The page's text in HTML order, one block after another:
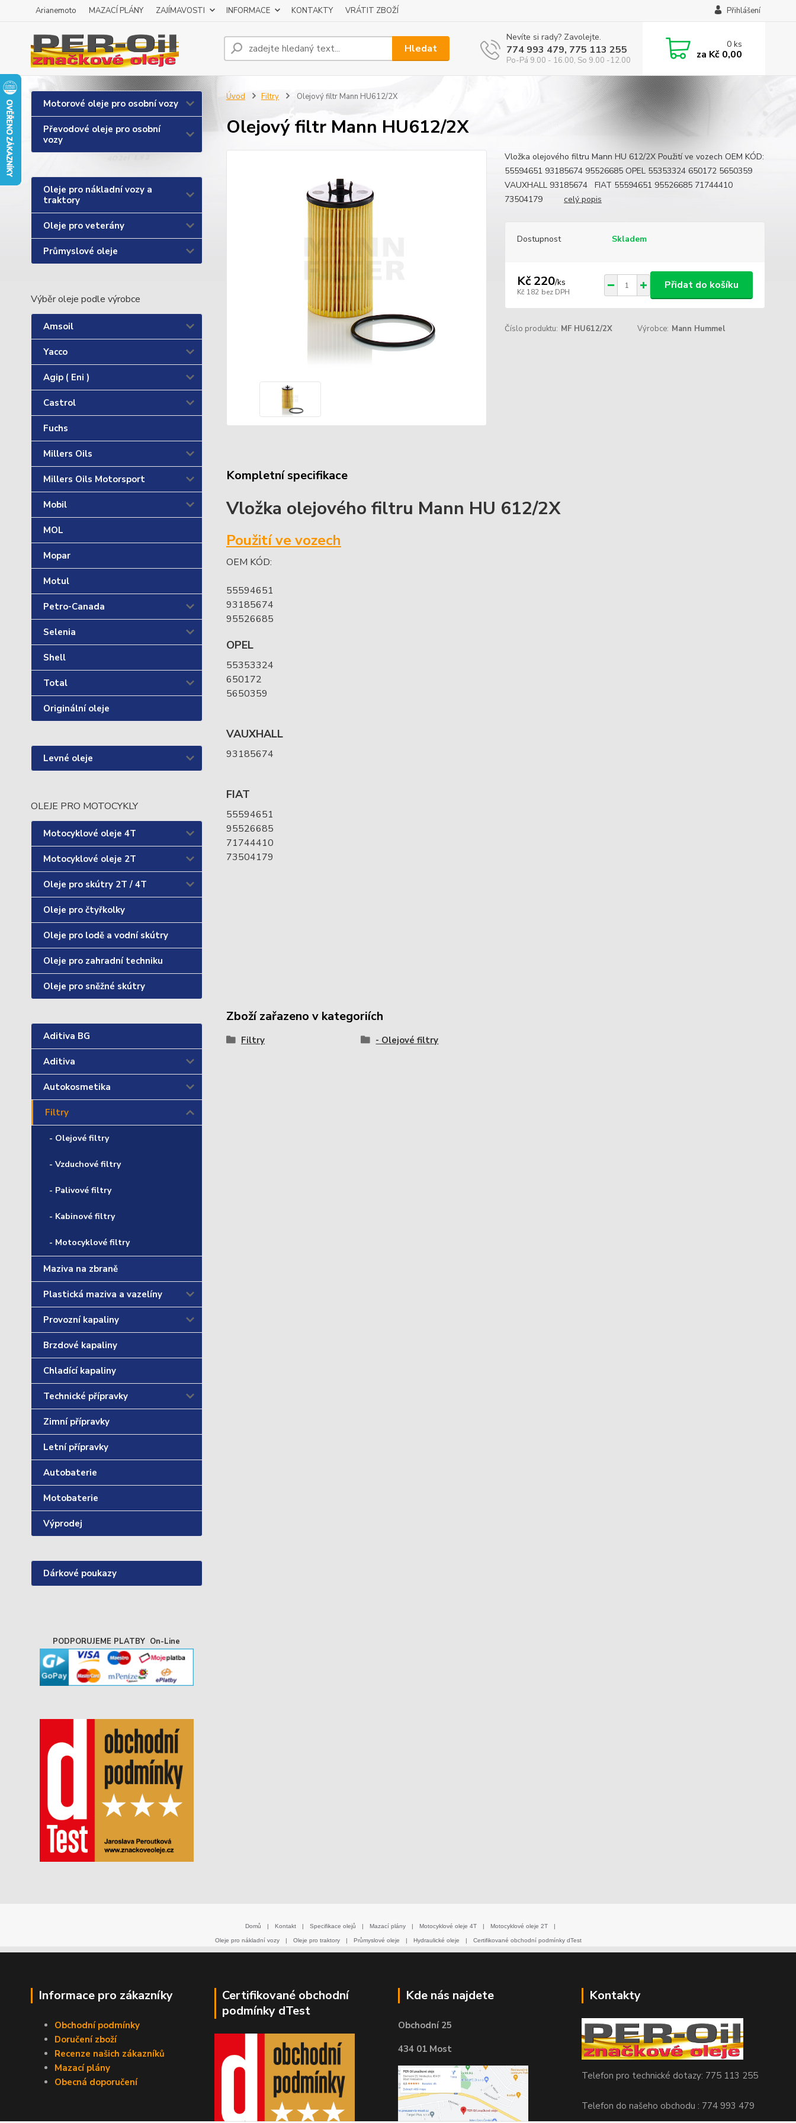
Arianemoto MAZACÍ PLÁNY ZAJÍMAVOSTI INFORMACE KONTAKTY VRÁTIT ZBOŽÍ Přihlášení
Hledat
Nevíte si rady? Zavolejte.
774 993 479, 775 113 255
Po-Pá 9.00 - 16.00, So 9.00 -12.00
0ks
za Kč 0,00
Motorové oleje pro osobní vozy
Převodové oleje pro osobní
vozy
Oleje pro nákladní vozy a
traktory
Oleje pro veterány
Průmyslové oleje
Výběr oleje podle výrobce
Amsoil
Yacco
Agip ( Eni )
Castrol
Fuchs
Millers Oils
Millers Oils Motorsport
Mobil
MOL
Mopar
Motul
Petro-Canada
Selenia
Shell
Total
Originální oleje
Levné oleje
OLEJE PRO MOTOCYKLY
Motocyklové oleje 4T
Motocyklové oleje 2T
Oleje pro skútry 2T / 4T
Oleje pro čtyřkolky
Oleje pro lodě a vodní skútry
Oleje pro zahradní techniku
Oleje pro sněžné skútry
Aditiva BG
Aditiva
Autokosmetika
Filtry
- Olejové filtry
- Vzduchové filtry
- Palivové filtry
- Kabinové filtry
- Motocyklové filtry
Maziva na zbraně
Plastická maziva a vazelíny
Provozní kapaliny
Brzdové kapaliny
Chladící kapaliny
Technické přípravky
Zimní přípravky
Letní přípravky
Autobaterie
Motobaterie
Výprodej
Dárkové poukazy
PODPORUJEME PLATBY On-Line
Úvod Filtry Olejový filtr Mann HU612/2X
Olejový filtr Mann HU612/2X
Vložka olejového filtru Mann HU 612/2X Použití ve vozech OEM KÓD:
55594651 93185674 95526685 OPEL 55353324 650172 5650359
VAUXHALL 93185674 FIAT 55594651 95526685 71744410
73504179 celý popis
Dostupnost Skladem
Kč 220/ks
Kč 182 bez DPH
Přidat do košíku
Číslo produktu: MF HU612/2X Výrobce: Mann Hummel
Kompletní specifikace
Vložka olejového filtru Mann HU 612/2X
Použití ve vozech
OEM KÓD:
55594651
93185674
95526685
OPEL
55353324
650172
5650359
VAUXHALL
93185674
FIAT
55594651
95526685
71744410
73504179
Zboží zařazeno v kategoriích
Filtry - Olejové filtry
Domů | Kontakt | Specifikace olejů | Mazací plány | Motocyklové oleje 4T | Motocyklové oleje 2T |
Oleje pro nákladní vozy | Oleje pro traktory | Průmyslové oleje | Hydraulické oleje | Certifikované obchodní podmínky dTest
Informace pro zákazníky
Obchodní podmínky
Doručení zboží
Recenze našich zákazníků
Mazací plány
Obecná doporučení
Certifikované obchodní
podmínky dTest
Kde nás najdete
Obchodní 25
434 01 Most
Kontakty
Telefon pro technické dotazy: 775 113 255
Telefon do našeho obchodu : 774 993 479